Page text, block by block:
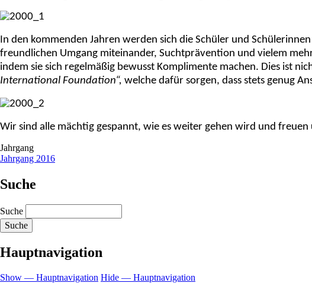
In den kommenden Jahren werden sich die Schüler und
freundlichen Umgang miteinander, Suchtprävention und vielem
indem sie sich regelmäßig bewusst Komplimente machen. Dies ist
International Foundation“, welche dafür sorgen, dass stets genug
Wir sind alle mächtig gespannt, wie es weiter gehen wird und
Jahrgang
Jahrgang 2016
Suche
Suche
Hauptnavigation
Show — Hauptnavigation Hide — Hauptnavigation